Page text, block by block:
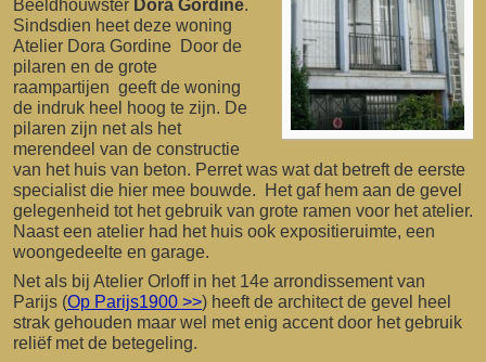
Beeldhouwster Dora Gordine.
Sindsdien heet deze woning
Atelier Dora Gordine Door de
pilaren en de grote
raampartijen geeft de woning
de indruk heel hoog te zijn. De
pilaren zijn net als het
merendeel van de constructie
van het huis van beton. Perret was wat dat betreft de eerste
specialist die hier mee bouwde. Het gaf hem aan de gevel
gelegenheid tot het gebruik van grote ramen voor het atelier.
Naast een atelier had het huis ook expositieruimte, een
woongedeelte en garage.
Net als bij Atelier Orloff in het 14e arrondissement van
Parijs (Op Parijs1900 >>) heeft de architect de gevel heel
strak gehouden maar wel met enig accent door het gebruik
reliëf met de betegeling.